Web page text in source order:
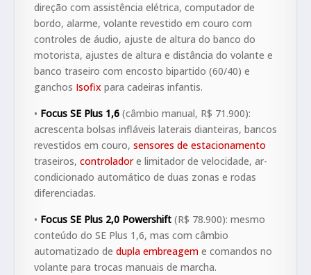
direção com assistência elétrica, computador de
bordo, alarme, volante revestido em couro com
controles de áudio, ajuste de altura do banco do
motorista, ajustes de altura e distância do volante e
banco traseiro com encosto bipartido (60/40) e
ganchos Isofix para cadeiras infantis.
• Focus SE Plus 1,6 (câmbio manual, R$ 71.900):
acrescenta bolsas infláveis laterais dianteiras, bancos
revestidos em couro, sensores de estacionamento
traseiros, controladore limitador de velocidade, ar-
condicionado automático de duas zonas e rodas
diferenciadas.
• Focus SE Plus 2,0 Powershift (R$ 78.900): mesmo
conteúdo do SE Plus 1,6, mas com câmbio
automatizado de dupla embreagem e comandos no
volante para trocas manuais de marcha.